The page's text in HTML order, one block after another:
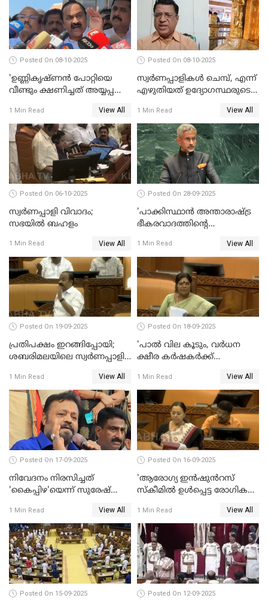
Posted On 08-10-2025
'ഉണ്ണികൃഷ്ണന്‍ പോറ്റിയെ
വീണ്ടും ക്ഷണിച്ചത് അയ്യപ്പ
അടിച്ചുമാറ്റാനാണെന്ന്
സംശയമുണ്ട്'; വി ഡി
സതീശൻ
1 Min Read View All
Posted On 08-10-2025
സ്വർണപ്പാളികൾ ചെമ്പ്, എന്ന്
എഴുതിയത് ഉദ്യോഗസ്ഥരുടെ
ടി.കെ.രാജഗോപാല്‍
1 Min Read View All
Posted On 06-10-2025
സ്വർണപ്പാളി വിവാദം;
സഭയിൽ ബഹളം
1 Min Read View All
Posted On 28-09-2025
'പാക്കിസ്ഥാന്‍ അന്താരാഷ്ട്ര
ഭീകരവാദത്തിന്റെ
ജയശങ്കര്‍
1 Min Read View All
Posted On 19-09-2025
പ്രതിപക്ഷം ഇറങ്ങിപ്പോയി;
ശബരിമലയിലെ സ്വർണപ്പാളി
പ്രമേയത്തിന് അനുമതിയില്ല
WATCH VIDEO
1 Min Read View All
Posted On 18-09-2025
'പാൽ വില കൂടും, വർധന
ക്ഷീര കർഷകർക്ക്
ജെ ചിഞ്ചുറാണി
1 Min Read View All
Posted On 17-09-2025
നിവേദനം നിരസിച്ചത്
'കൈപ്പിഴ'യെന്ന് സുരേഷ്
1 Min Read View All
Posted On 16-09-2025
'ആരോഗ്യ ഇൻഷുൻറസ്
സ്കീമിൽ ഉൾപ്പെട്ട രോഗികൾ
വാങ്ങി നൽകേണ്ട സാഹചര്യം
ഇല്ല'; വീണ ജോർജ് WATCH
VIDEO
1 Min Read View All
Posted On 15-09-2025 Posted On 12-09-2025